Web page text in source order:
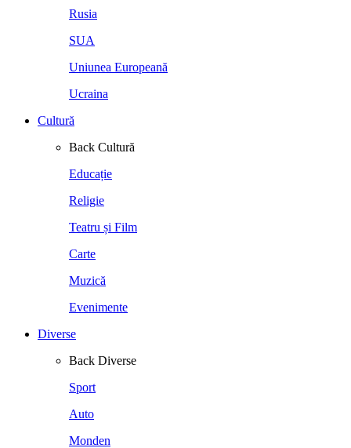
Rusia
SUA
Uniunea Europeană
Ucraina
Cultură
Back Cultură
Educație
Religie
Teatru și Film
Carte
Muzică
Evenimente
Diverse
Back Diverse
Sport
Auto
Monden